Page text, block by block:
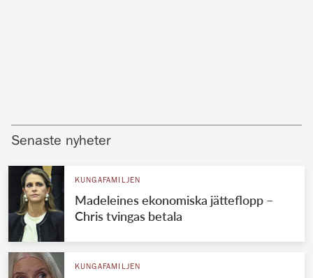
Senaste nyheter
KUNGAFAMILJEN
Madeleines ekonomiska jätteflopp –
Chris tvingas betala
KUNGAFAMILJEN